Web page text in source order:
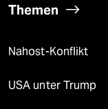
Themen
Nahost-Konflikt
USA unter Trump